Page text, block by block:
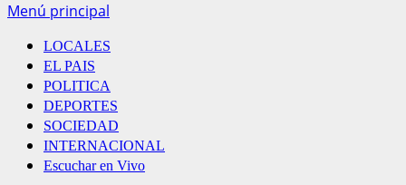
Menú principal
LOCALES
EL PAIS
POLITICA
DEPORTES
SOCIEDAD
INTERNACIONAL
Escuchar en Vivo